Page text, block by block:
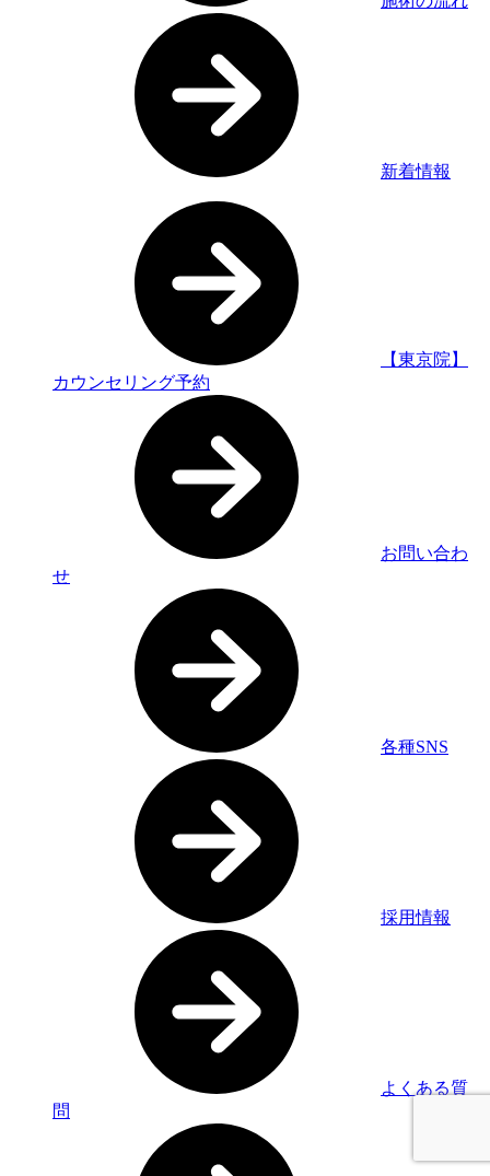
新着情報
【東京院】
カウンセリング予約
お問い合わ
せ
各種SNS
採用情報
よくある質
問